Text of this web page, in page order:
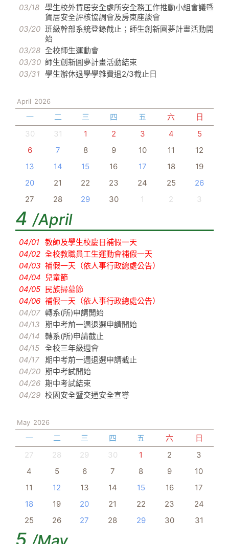
03/18 學生校外賃居安全處所安全務工作推動小組會議暨
賃居安全評核協調會及房東座談會
03/20 班級幹部系統登錄截止；師生創新圓夢計畫活動開
始
03/28 全校師生運動會
03/30 師生創新圓夢計畫活動結束
03/31 學生辦休退學學雜費退2/3截止日
April 2026
一 二 三 四 五 六
日
30
31 1 2 3 4
5
6
7 8 9 10 11
12
13
14 15 16 17 18
19
20
21 22 23 24 25
26
27
28 29 30 1 2 3
4 /April
04/01
教師及學生校慶日補假一天
04/02 全校教職員工生運動會補假一天
04/03 補假一天（依人事行政總處公告）
04/04 兒童節
04/05 民族掃墓節
04/06 補假一天（依人事行政總處公告）
04/07 轉系(所)申請開始
04/13 期中考前一週退選申請開始
04/14 轉系(所)申請截止
04/15 全校三年級週會
04/17 期中考前一週退選申請截止
04/20 期中考試開始
04/26 期中考試結束
04/29 校園安全暨交通安全宣導
May 2026
一 二 三 四 五 六
日
27
28 29 30 1 2
3
4
5 6 7 8 9
10
11
12 13 14 15 16
17
18
19 20 21 22 23
24
25
26 27 28 29 30 31
5